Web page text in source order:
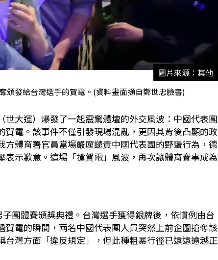
圖片來源：其他
頒發給台灣選手的賀電。(資料畫面擷自鄭世忠臉書)
大運）爆發了一起震驚體壇的外交風波：中國代表團
電。該事件不僅引發現場混亂，更因其背後凸顯的政
體育署官員當場嚴厲譴責中國代表團的野蠻行為，德
示歉意。這場「搶賀電」風波，再次讓體育賽事成為
團體賽頒獎典禮。台灣選手獲得銀牌後，依慣例由台
電的瞬間，兩名中國代表團人員突然上前企圖搶奪該
灣方面「違反規定」，但此種粗暴行徑已遠遠逾越正